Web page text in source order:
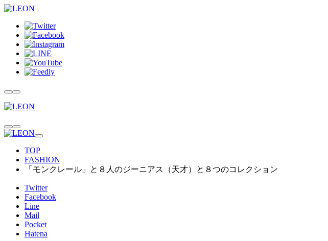
TOP
FASHION
「モンクレール」と８人のジーニアス（天才）と８つのコレクション
Twitter
Facebook
Line
Mail
Pocket
Hatena